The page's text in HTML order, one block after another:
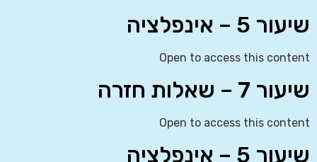
שיעור 5 – אינפלציה
Open to access this content
שיעור 7 – שאלות חזרה
Open to access this content
שיעור 5 – אינפלציה